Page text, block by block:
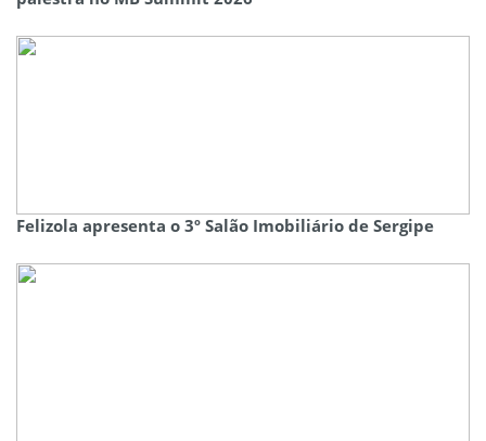
Felizola apresenta o 3º Salão Imobiliário de Sergipe